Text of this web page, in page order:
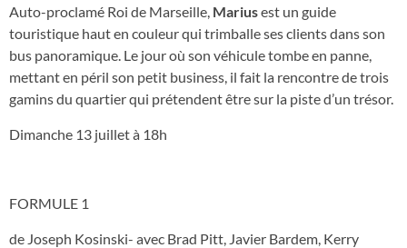
Auto-proclamé Roi de Marseille, Mariusest un guide
touristique haut en couleur qui trimballe ses clients dans son
bus panoramique. Le jour où son véhicule tombe en panne,
mettant en péril son petit business, il fait la rencontre de trois
gamins du quartier qui prétendent être sur la piste d’un trésor.
Dimanche 13 juillet à 18h
FORMULE 1
de Joseph Kosinski- avec Brad Pitt, Javier Bardem, Kerry